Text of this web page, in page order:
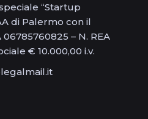
“Startup
di Palermo con il
– N. REA
€ 10.000,00 i.v.